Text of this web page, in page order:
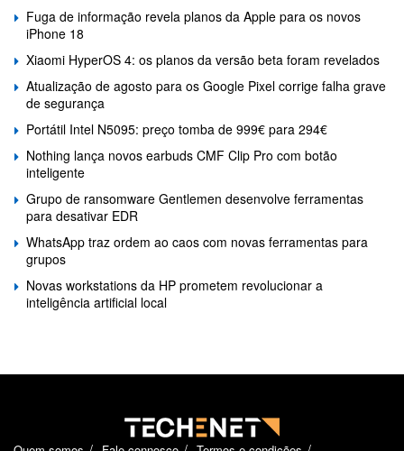
Fuga de informação revela planos da Apple para os novos
iPhone 18
Xiaomi HyperOS 4: os planos da versão beta foram revelados
Atualização de agosto para os Google Pixel corrige falha grave
de segurança
Portátil Intel N5095: preço tomba de 999€ para 294€
Nothing lança novos earbuds CMF Clip Pro com botão
inteligente
Grupo de ransomware Gentlemen desenvolve ferramentas
para desativar EDR
WhatsApp traz ordem ao caos com novas ferramentas para
grupos
Novas workstations da HP prometem revolucionar a
inteligência artificial local